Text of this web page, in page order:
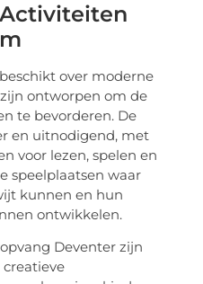
over moderne
ontworpen om de
te bevorderen. De
en uitnodigend, met
voor lezen, spelen en
speelplaatsen waar
kunnen en hun
ontwikkelen.
Deventer zijn
creatieve